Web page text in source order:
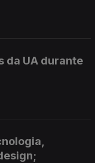
da UA durante